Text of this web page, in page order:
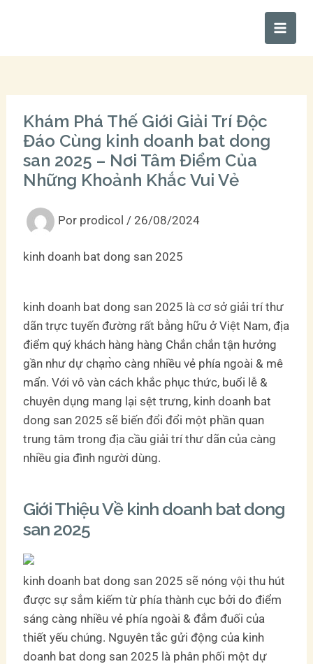
Main
Khám Phá Thế Giới Giải Trí Độc
Đáo Cùng kinh doanh bat dong
san 2025 – Nơi Tâm Điểm Của
Những Khoảnh Khắc Vui Vẻ
Por prodicol /26/08/2024
kinh doanh bat dong san 2025
kinh doanh bat dong san 2025 là cơ sở giải trí thư
dãn trực tuyến đường rất bằng hữu ở Việt Nam, địa
điểm quý khách hàng hàng Chắn chắn tận hưởng
gần như dự chạm̀o càng nhiều vẻ phía ngoài & mê
mẩn. Với vô vàn cách khắc phục thức, buổi lễ &
chuyên dụng mang lại sệt trưng, kinh doanh bat
dong san 2025 sẽ biến đổi đổi một phần quan
trung tâm trong địa cầu giải trí thư dãn của càng
nhiều gia đình người dùng.
Giới Thiệu Về kinh doanh bat dong
san 2025
kinh doanh bat dong san 2025 sẽ nóng vội thu hút
được sự sắm kiếm từ phía thành cục bởi do điểm
sáng càng nhiều vẻ phía ngoài & đắm đuối của
thiết yếu chúng. Nguyên tắc gửi động của kinh
doanh bat dong san 2025 là phân phối một dự